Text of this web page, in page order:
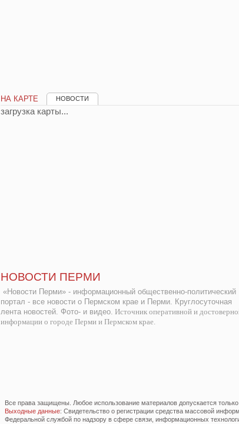
НА КАРТЕ НОВОСТИ
загрузка карты...
НОВОСТИ ПЕРМИ
«Новости Перми» - информационный общественно-политический
портал - все новости о Пермском крае и Перми. Круглосуточная
лента новостей. Фото- и видео. Источник оперативной и
информации о городе Перми и Пермском крае.
Все права защищены. Любое использование материалов допускается только
Выходные данные: Свидетельство о регистрации средства массовой
Федеральной службой по надзору в сфере связи, информационных